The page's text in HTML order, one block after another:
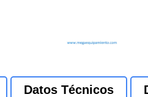
Datos Técnicos